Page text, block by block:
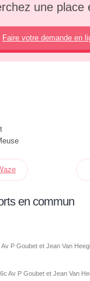
une place
Faire votre demande en
en commun
P Goubet et Jean Van
Av P Goubet et Jean Van